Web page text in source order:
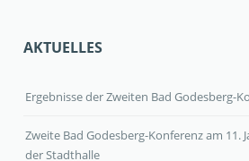
AKTUELLES
Ergebnisse der Zweiten Bad Godesberg-
Zweite Bad Godesberg-Konferenz am 11.
der Stadthalle